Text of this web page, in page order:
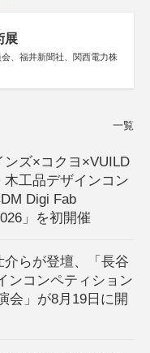
展
、福井新聞社、関西電力株
一覧
ンズ×コクヨ×VUILD
工品デザインコン
Digi Fab
」を初開催
らが登壇、「長谷
ンコンペティション
会」が8月19日に開